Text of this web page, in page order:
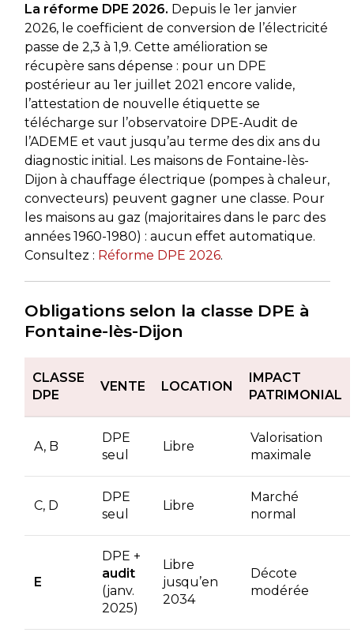
La réforme DPE 2026. Depuis le 1er janvier
2026, le coefficient de conversion de l’électricité
passe de 2,3 à 1,9. Cette amélioration se
récupère sans dépense : pour un DPE
postérieur au 1er juillet 2021 encore valide,
l’attestation de nouvelle étiquette se
télécharge sur l’observatoire DPE-Audit de
l’ADEME et vaut jusqu’au terme des dix ans du
diagnostic initial. Les maisons de Fontaine-lès-
Dijon à chauffage électrique (pompes à chaleur,
convecteurs) peuvent gagner une classe. Pour
les maisons au gaz (majoritaires dans le parc des
années 1960-1980) : aucun effet automatique.
Consultez : Réforme DPE 2026.
Obligations selon la classe DPE à
Fontaine-lès-Dijon
CLASSE
DPE
VENTE LOCATION
IMPACT
PATRIMONIAL
A, B
DPE
seul
Libre
Valorisation
maximale
C, D
DPE
seul
Libre
Marché
normal
E
DPE +
audit
(janv.
2025)
Libre
jusqu’en
2034
Décote
modérée